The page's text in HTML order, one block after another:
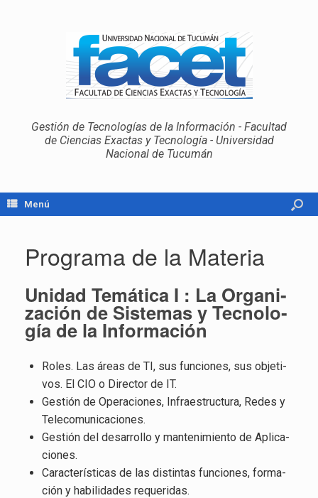
Gestión de Tecnologías de la Información - Facultad
de Ciencias Exactas y Tecnología - Universidad
Nacional de Tucumán
Menú
Programa de la Materia
Uni­dad Te­má­ti­ca I : La Or­ga­ni­
za­ción de Sis­te­mas y Tec­no­lo­
gía de la In­for­ma­ción
Roles. Las áreas de TI, sus fun­cio­nes, sus ob­je­ti­
vos. El CIO o Di­rec­tor de IT.
Ges­tión de Ope­ra­cio­nes, In­fra­es­truc­tu­ra, Redes y
Te­le­co­mu­ni­ca­cio­nes.
Ges­tión del desa­rro­llo y man­te­ni­mien­to de Apli­ca­
cio­nes.
Ca­rac­te­rís­ti­cas de las dis­tin­tas fun­cio­nes, for­ma­
ción y ha­bi­li­da­des re­que­ri­das.